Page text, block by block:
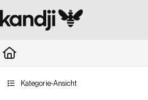
Documentation Index
Fetch the complete documentation index at:
Kategorie-Ansicht